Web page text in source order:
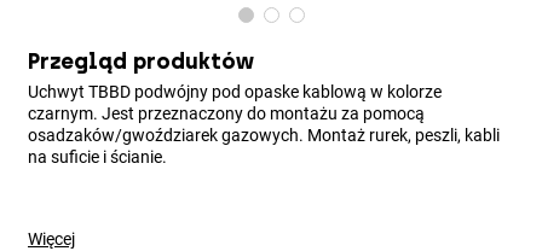
Przegląd produktów
Uchwyt TBBD podwójny pod opaske kablową w kolorze
czarnym. Jest przeznaczony do montażu za pomocą
osadzaków/gwoździarek gazowych. Montaż rurek, peszli, kabli
na suficie i ścianie.
Więcej